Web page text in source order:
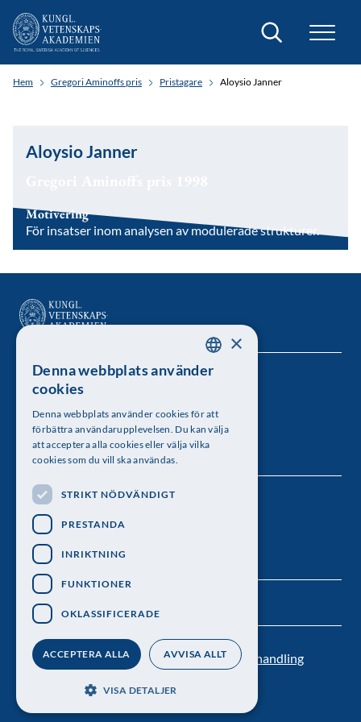
Sök
Hem Gregori Aminoffs pris Pristagare Aloysio Janner
Aloysio Janner
Motivering
För insatser inom analysen av modulerade strukturer.
Kungl. Vetenskapsakademien
Besöksadress: Lilla Frescativägen 4A
Telefon: 08-673 95 00
Kontakt Nyhetsbrev
Personuppgiftsbehandling
Följ oss
SWEDISH
×
Denna webbplats använder
cookies
Denna webbplats använder cookies för att
förbättra användarupplevelsen. Du kan välja
att acceptera alla cookies eller välja vilka
cookies som du vill ska användas.
STRIKT NÖDVÄNDIGT
PRESTANDA
INRIKTNING
FUNKTIONER
OKLASSIFICERADE
ACCEPTERA ALLA AVVISA ALLT
VISA DETALJER